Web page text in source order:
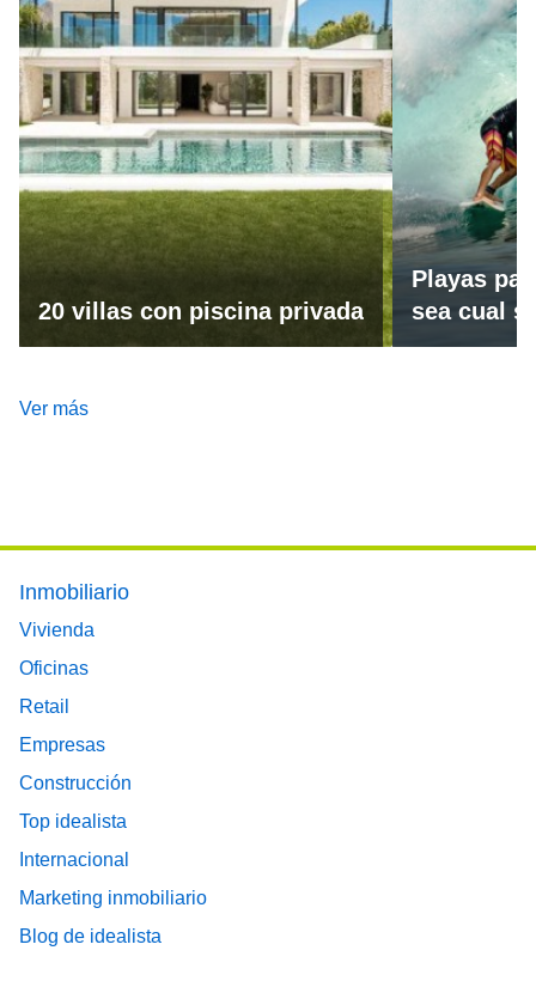
20 villas con piscina privada
Playas
sea cual
Ver más
Footer main menu
Inmobiliario
Vivienda
Oficinas
Retail
Empresas
Construcción
Top idealista
Internacional
Marketing inmobiliario
Blog de idealista